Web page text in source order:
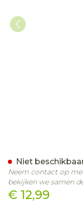
€ 12,99
Niet
Neem contact op
bekijken we samen